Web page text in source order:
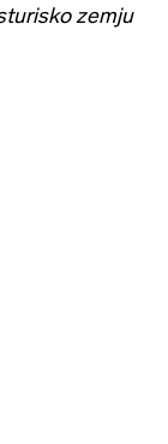
zemju